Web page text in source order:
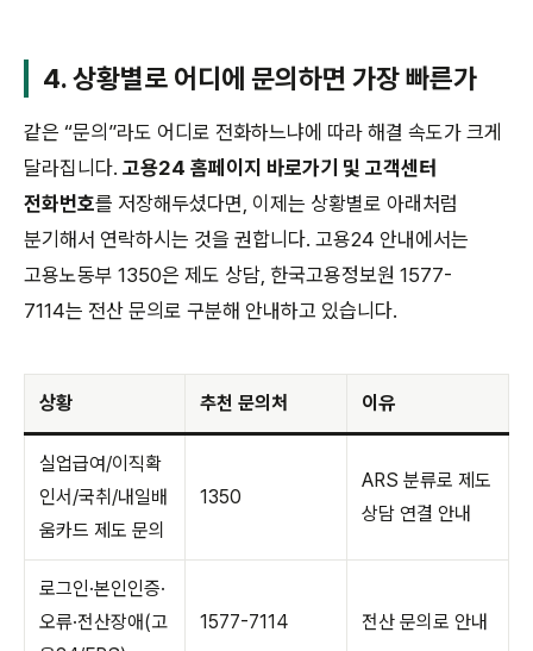
4. 상황별로 어디에 문의하면 가장 빠른가
같은 “문의”라도 어디로 전화하느냐에 따라 해결 속도가 크게
달라집니다. 고용24 홈페이지 바로가기 및 고객센터
전화번호를 저장해두셨다면, 이제는 상황별로 아래처럼
분기해서 연락하시는 것을 권합니다. 고용24 안내에서는
고용노동부 1350은 제도 상담, 한국고용정보원 1577-
7114는 전산 문의로 구분해 안내하고 있습니다.
상황 추천 문의처 이유
실업급여/이직확
인서/국취/내일배
움카드 제도 문의
1350
ARS 분류로 제도
상담 연결 안내
로그인·본인인증·
오류·전산장애(고
1577-7114 전산 문의로 안내